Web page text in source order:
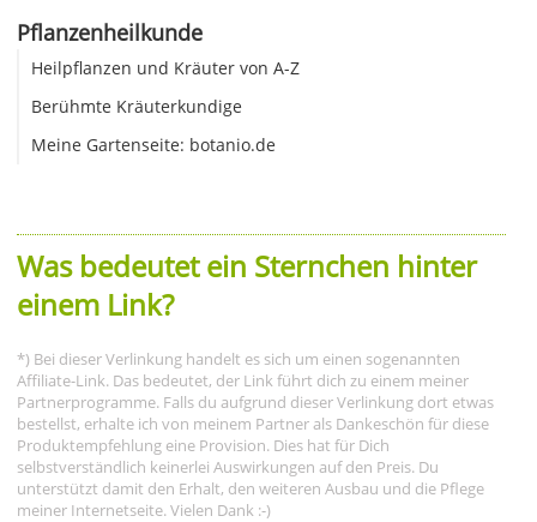
Pflanzenheilkunde
Heilpflanzen und Kräuter von A-Z
Berühmte Kräuterkundige
Meine Gartenseite: botanio.de
Was bedeutet ein Sternchen hinter
einem Link?
*) Bei dieser Verlinkung handelt es sich um einen sogenannten
Affiliate-Link. Das bedeutet, der Link führt dich zu einem meiner
Partnerprogramme. Falls du aufgrund dieser Verlinkung dort etwas
bestellst, erhalte ich von meinem Partner als Dankeschön für diese
Produktempfehlung eine Provision. Dies hat für Dich
selbstverständlich keinerlei Auswirkungen auf den Preis. Du
unterstützt damit den Erhalt, den weiteren Ausbau und die Pflege
meiner Internetseite. Vielen Dank :-)